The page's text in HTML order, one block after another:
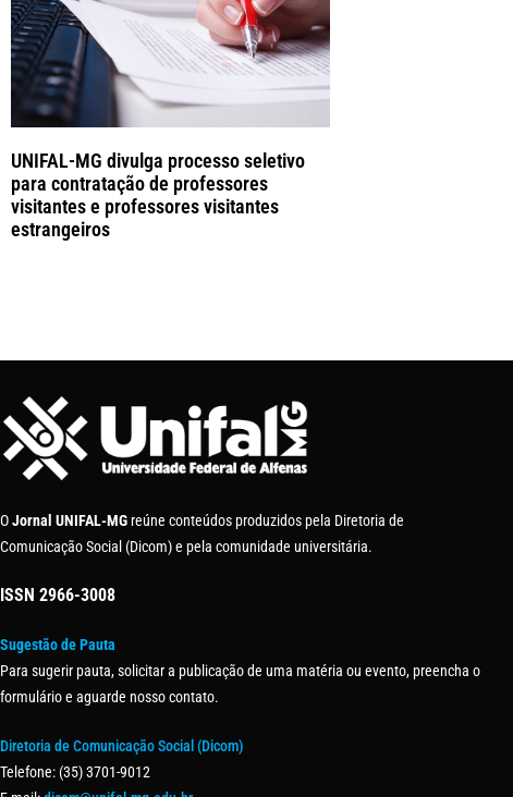
UNIFAL-MG divulga processo seletivo
para contratação de professores
visitantes e professores visitantes
estrangeiros
OJornal UNIFAL-MG reúne conteúdos produzidos pela Diretoria de
Comunicação Social (Dicom) e pela comunidade universitária.
ISSN 2966-3008
Sugestão de Pauta
Para sugerir pauta, solicitar a publicação de uma matéria ou evento, preencha o
formulário e aguarde nosso contato.
Diretoria de Comunicação Social (Dicom)
Telefone: (35) 3701-9012